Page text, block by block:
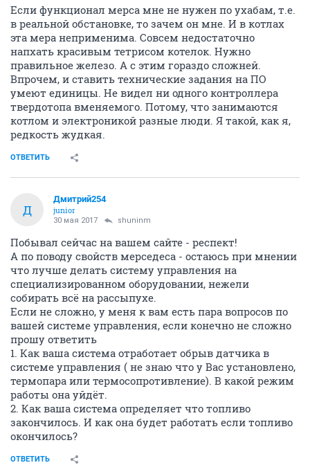
Если функционал мерса мне не нужен по ухабам, т.е.
в реальной обстановке, то зачем он мне. И в котлах
эта мера неприменима. Совсем недостаточно
напхать красивым тетрисом котелок. Нужно
правильное железо. А с этим гораздо сложней.
Впрочем, и ставить технические задания на ПО
умеют единицы. Не видел ни одного контроллера
твердотопа вменяемого. Потому, что занимаются
котлом и электроникой разные люди. Я такой, как я,
редкость жудкая.
ОТВЕТИТЬ
Д
Дмитрий254
junior
30 мая 2017 shuninm
Побывал сейчас на вашем сайте - респект!
А по поводу свойств мерседеса - остаюсь при мнении
что лучше делать систему управления на
специализированном оборудовании, нежели
собирать всё на рассыпухе.
Если не сложно, у меня к вам есть пара вопросов по
вашей системе управления, если конечно не сложно
прошу ответить
1. Как ваша система отработает обрыв датчика в
системе управления ( не знаю что у Вас установлено,
термопара или термосопротивление). В какой режим
работы она уйдёт.
2. Как ваша система определяет что топливо
закончилось. И как она будет работать если топливо
окончилось?
ОТВЕТИТЬ